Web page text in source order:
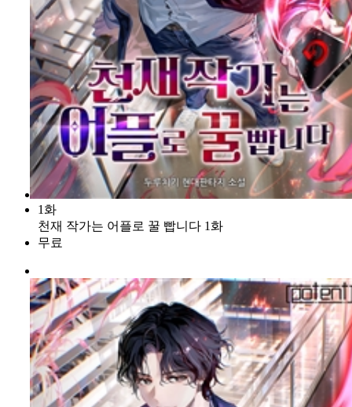
1화
천재 작가는 어플로 꿀 빱니다 1화
무료